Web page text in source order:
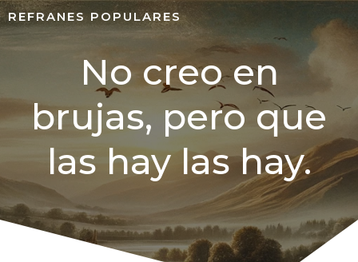
REFRANES POPULARES
No creo en
brujas, pero que
las hay las hay.